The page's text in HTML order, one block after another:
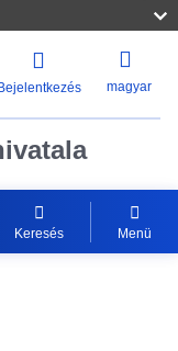
Bejelentkezés magyar
Keresés Menü